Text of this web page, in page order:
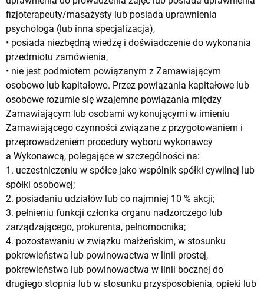
fizjoterapeuty/masażysty lub posiada uprawnienia
psychologa (lub inna specjalizacja),
• posiada niezbędną wiedzę i doświadczenie do wykonania
przedmiotu zamówienia,
• nie jest podmiotem powiązanym z Zamawiającym
osobowo lub kapitałowo. Przez powiązania kapitałowe lub
osobowe rozumie się wzajemne powiązania między
Zamawiającym lub osobami wykonującymi w imieniu
Zamawiającego czynności związane z przygotowaniem i
przeprowadzeniem procedury wyboru wykonawcy
a Wykonawcą, polegające w szczególności na:
1. uczestniczeniu w spółce jako wspólnik spółki cywilnej lub
spółki osobowej;
2. posiadaniu udziałów lub co najmniej 10 % akcji;
3. pełnieniu funkcji członka organu nadzorczego lub
zarządzającego, prokurenta, pełnomocnika;
4. pozostawaniu w związku małżeńskim, w stosunku
pokrewieństwa lub powinowactwa w linii prostej,
pokrewieństwa lub powinowactwa w linii bocznej do
drugiego stopnia lub w stosunku przysposobienia, opieki lub